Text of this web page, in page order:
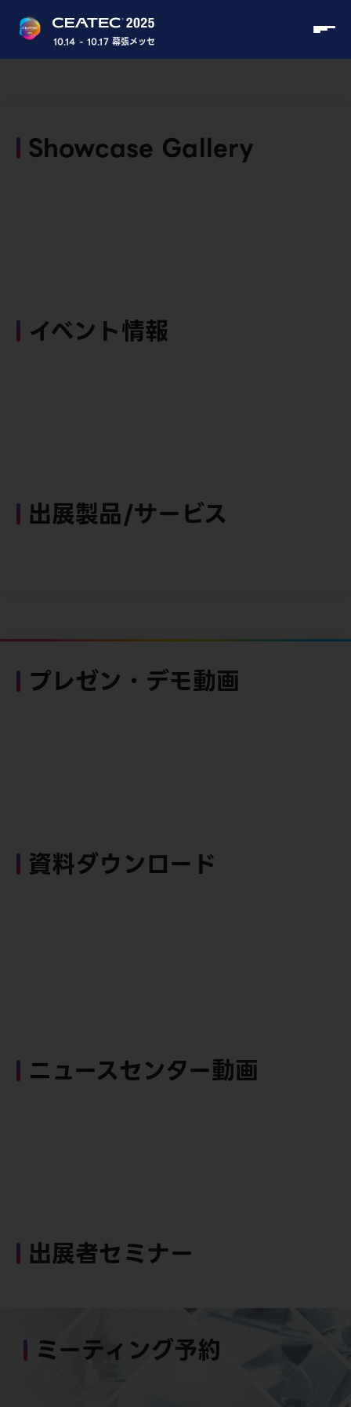
10.14 - 10.17 幕張メッセ
Showcase Gallery
イベント情報
出展製品/サービス
プレゼン・デモ動画
資料ダウンロード
ニュースセンター動画
出展者セミナー
ミーティング予約